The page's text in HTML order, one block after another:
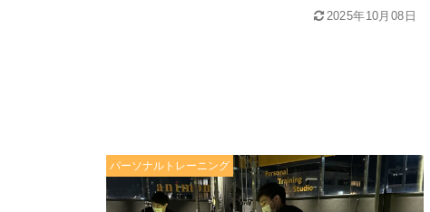
2025年10月08日
パーソナルトレーニング